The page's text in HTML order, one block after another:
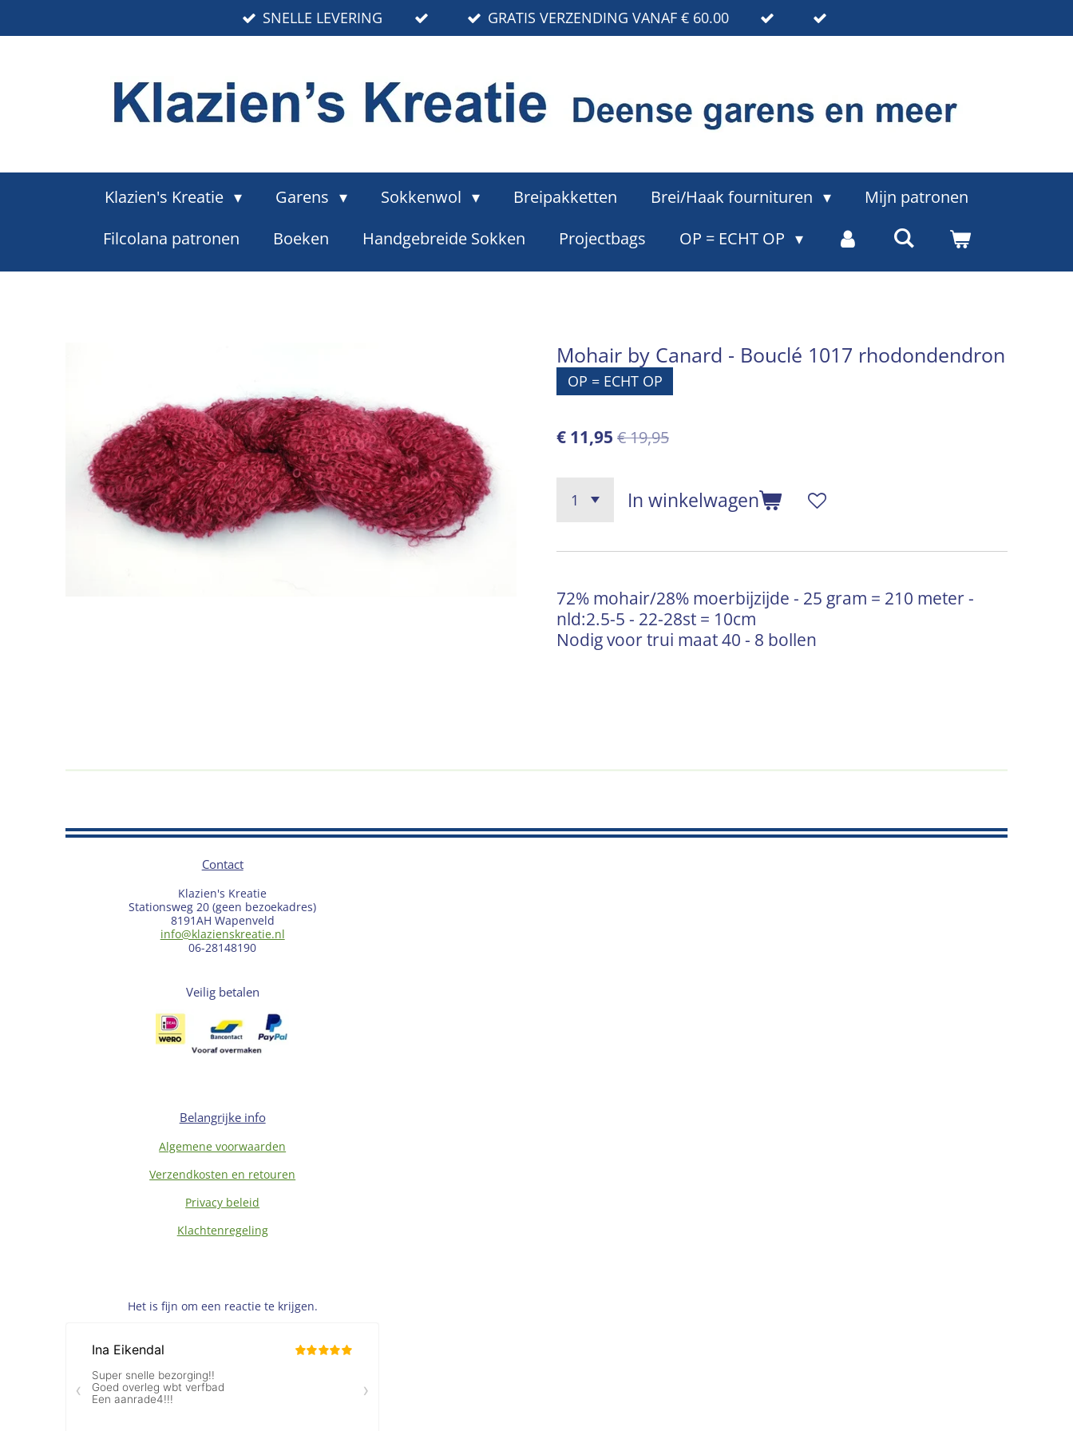
direct
SNELLE LEVERING GRATIS VERZENDING VANAF € 60.00
Klazien's Kreatie Garens Sokkenwol Breipakketten Brei/Haak fournituren
Mijn patronen
Filcolana patronen
Boeken Handgebreide Sokken Projectbags OP = ECHT OP
Mohair by Canard - Bouclé 1017 rhodondendron
OP = ECHT OP
€ 11,95 € 19,95
In winkelwagen
72% mohair/28% moerbijzijde - 25 gram = 210 meter -
nld:2.5-5 - 22-28st = 10cm
Nodig voor trui maat 40 - 8 bollen
Contact
Klazien's Kreatie
Stationsweg 20 (geen bezoekadres)
8191AH Wapenveld
info@klazienskreatie.nl
06-28148190
Veilig betalen
Belangrijke info
Algemene voorwaarden
Verzendkosten en retouren
Privacy beleid
Klachtenregeling
Het is fijn om een reactie te krijgen.